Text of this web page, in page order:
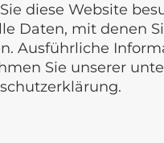
diese Website
Daten, mit denen
Ausführliche
Sie unserer